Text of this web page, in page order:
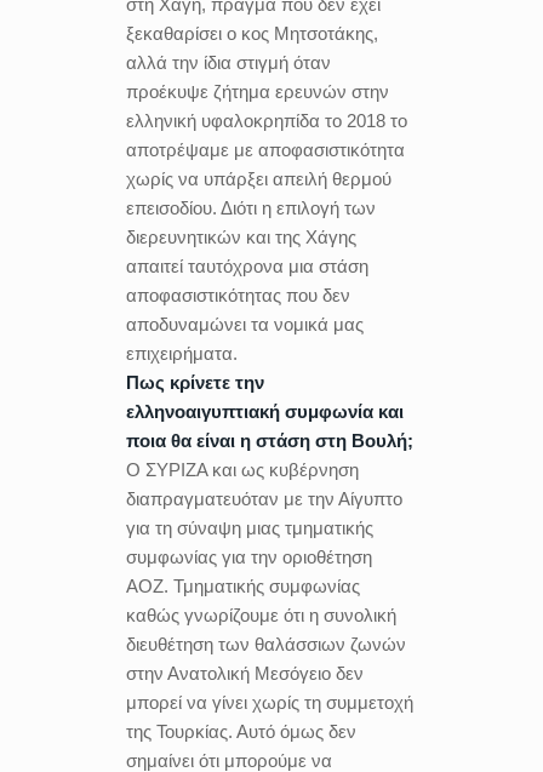
ξεκαθαρίσει ο κος Μητσοτάκης,
αλλά την ίδια στιγμή όταν
προέκυψε ζήτημα ερευνών στην
ελληνική υφαλοκρηπίδα το 2018 το
αποτρέψαμε με αποφασιστικότητα
χωρίς να υπάρξει απειλή θερμού
επεισοδίου. Διότι η επιλογή των
διερευνητικών και της Χάγης
απαιτεί ταυτόχρονα μια στάση
αποφασιστικότητας που δεν
αποδυναμώνει τα νομικά μας
επιχειρήματα.
Πως κρίνετε την
ελληνοαιγυπτιακή συμφωνία και
ποια θα είναι η στάση στη Βουλή;
Ο ΣΥΡΙΖΑ και ως κυβέρνηση
διαπραγματευόταν με την Αίγυπτο
για τη σύναψη μιας τμηματικής
συμφωνίας για την οριοθέτηση
ΑΟΖ. Τμηματικής συμφωνίας
καθώς γνωρίζουμε ότι η συνολική
διευθέτηση των θαλάσσιων ζωνών
στην Ανατολική Μεσόγειο δεν
μπορεί να γίνει χωρίς τη συμμετοχή
της Τουρκίας. Αυτό όμως δεν
σημαίνει ότι μπορούμε να